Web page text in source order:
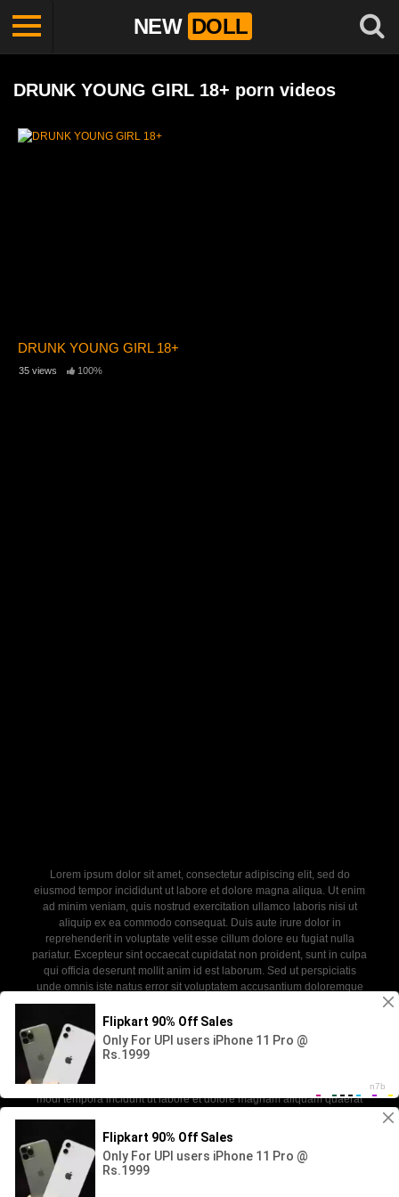
NEW DOLL
DRUNK YOUNG GIRL 18+ porn videos
DRUNK YOUNG GIRL 18+
35 views 100%
Lorem ipsum dolor sit amet, consectetur adipiscing elit, sed do
eiusmod tempor incididunt ut labore et dolore magna aliqua. Ut enim
ad minim veniam, quis nostrud exercitation ullamco laboris nisi ut
aliquip ex ea commodo consequat. Duis aute irure dolor in
reprehenderit in voluptate velit esse cillum dolore eu fugiat nulla
pariatur. Excepteur sint occaecat cupidatat non proident, sunt in culpa
qui officia deserunt mollit anim id est laborum. Sed ut perspiciatis
unde omnis iste natus error sit voluptatem accusantium doloremque
laudantium, totam rem aperiam, eaque ipsa quae ab illo inventore
veritatis et quasi architecto beatae vitae dicta sunt explicabo. Nemo
enim ipsam voluptatem quia voluptas sit aspernatur aut odit aut fugit,
sed quia consequuntur magni dolores eos qui ratione voluptatem
sequi nesciunt. Neque porro quisquam est, qui dolorem ipsum quia
dolor sit amet, consectetur, adipisci velit, sed quia non numquam eius
modi tempora incidunt ut labore et dolore magnam aliquam quaerat
2026 - newdoll. All rights reserved. Powered by WP-Script.com